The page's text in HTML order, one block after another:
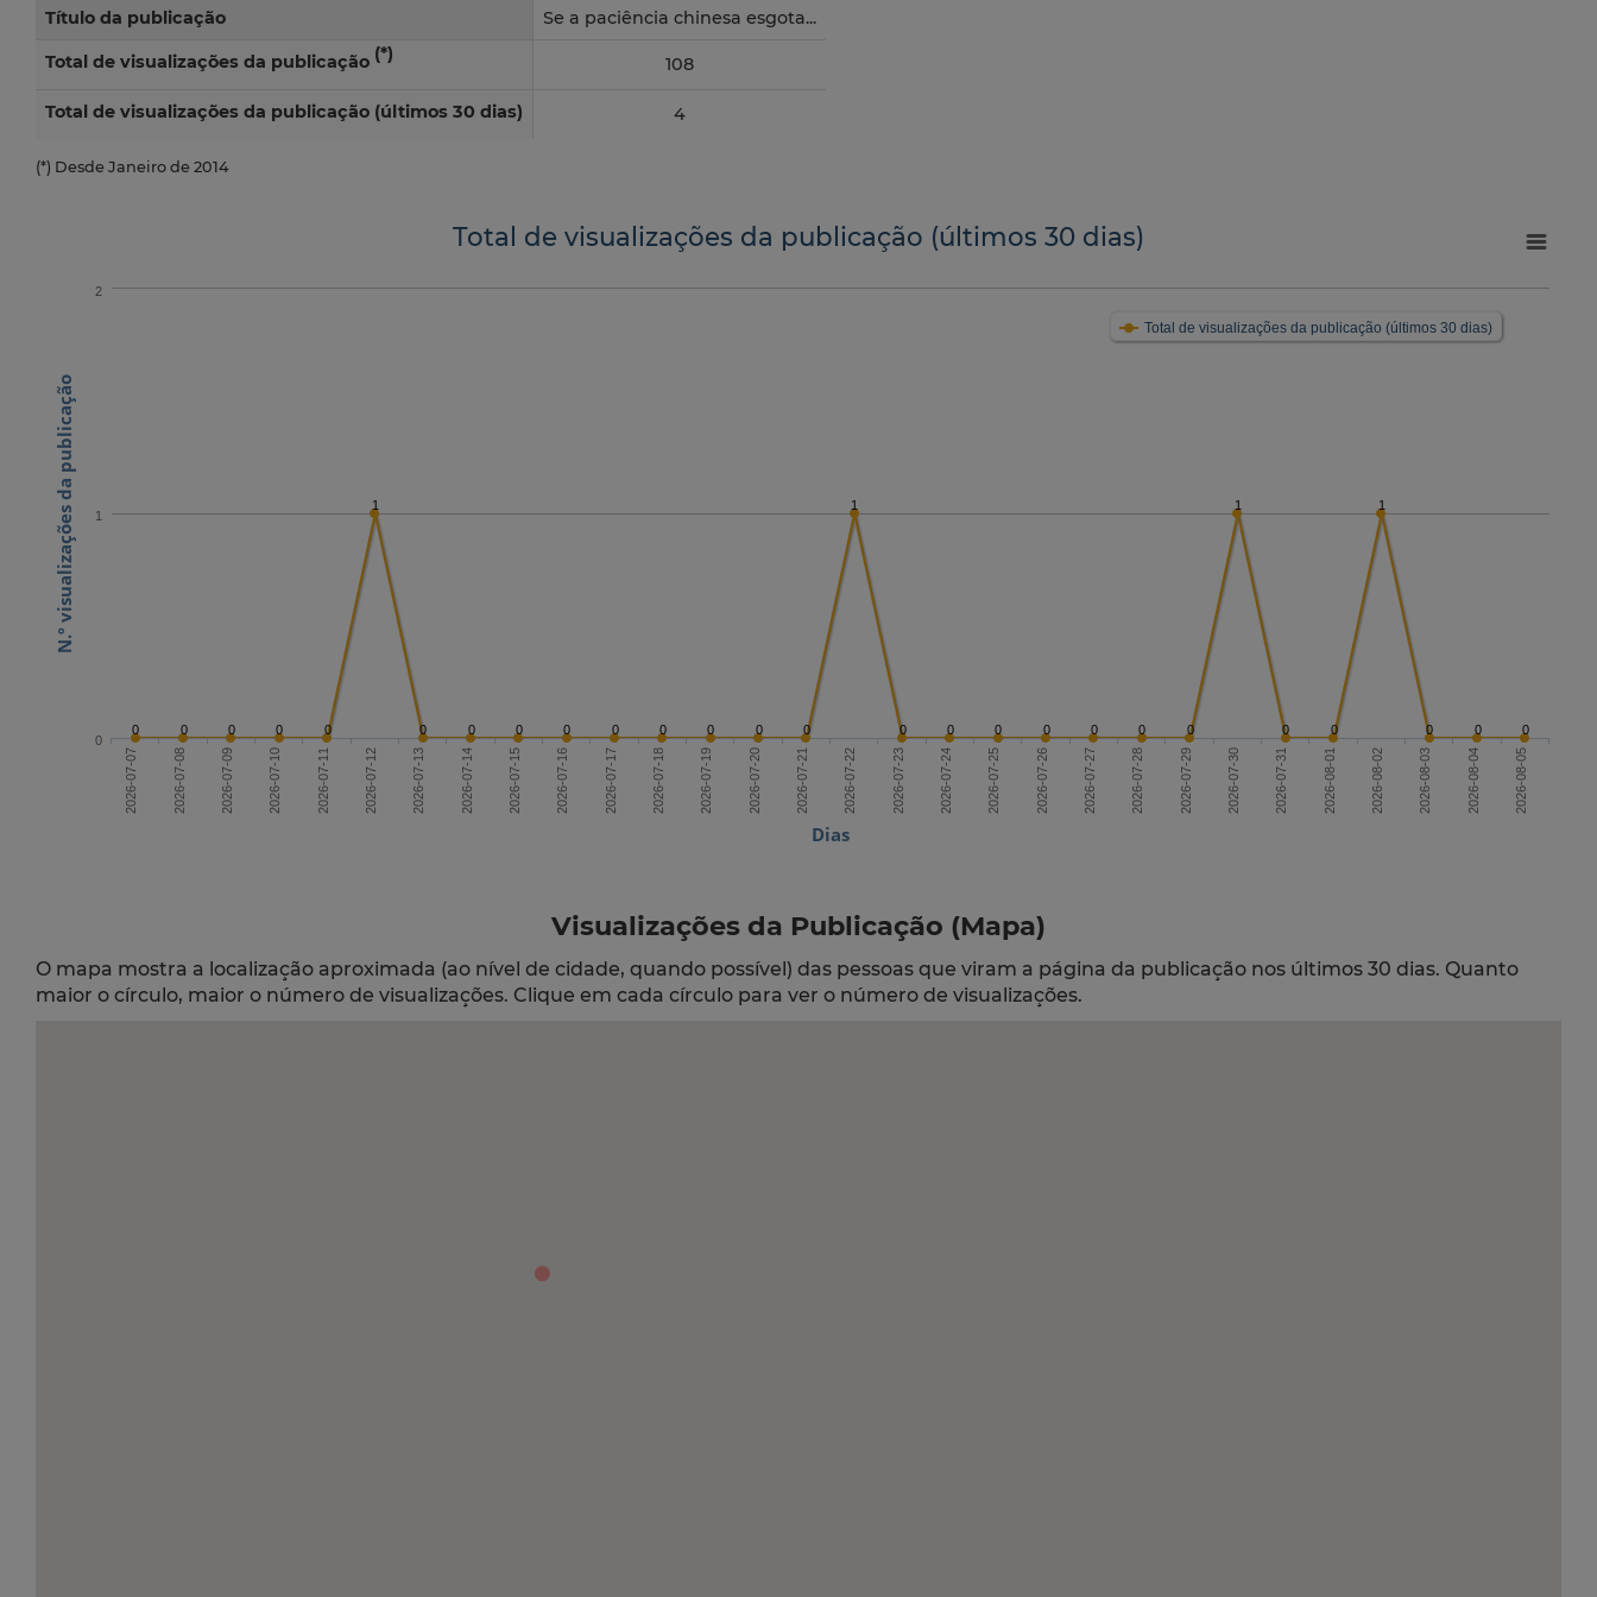
Título da publicação Se a paciência chinesa esgota...
Total de visualizações da publicação (*)
108
Total de visualizações da publicação (últimos 30 dias) 4
(*) Desde Janeiro de 2014
Dias
N.º visualizações da publicação
Total de visualizações da publicação (últimos 30 dias)
0 0 0 0 0
1
0 0 0 0 0 0 0 0 0
1
0 0 0 0 0 0 0
1
0 0
1
0 0 0
Total de visualizações da publicação (últimos 30 dias)
2026-07-07 2026-07-08 2026-07-09 2026-07-10 2026-07-11 2026-07-12 2026-07-13 2026-07-14 2026-07-15 2026-07-16 2026-07-17 2026-07-18 2026-07-19 2026-07-20 2026-07-21 2026-07-22 2026-07-23 2026-07-24 2026-07-25 2026-07-26 2026-07-27 2026-07-28 2026-07-29 2026-07-30 2026-07-31 2026-08-01 2026-08-02 2026-08-03 2026-08-04 2026-08-05
0
1
2
Visualizações da Publicação (Mapa)
O mapa mostra a localização aproximada (ao nível de cidade, quando possível) das pessoas que viram a página da publicação nos últimos 30 dias. Quanto
maior o círculo, maior o número de visualizações. Clique em cada círculo para ver o número de visualizações.